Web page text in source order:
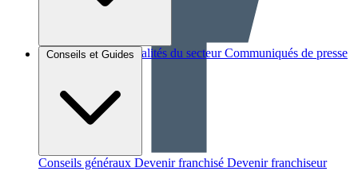
Brèves et actus Actualités du secteur Communiqués de presse
Conseils et Guides
Conseils généraux Devenir franchisé Devenir franchiseur